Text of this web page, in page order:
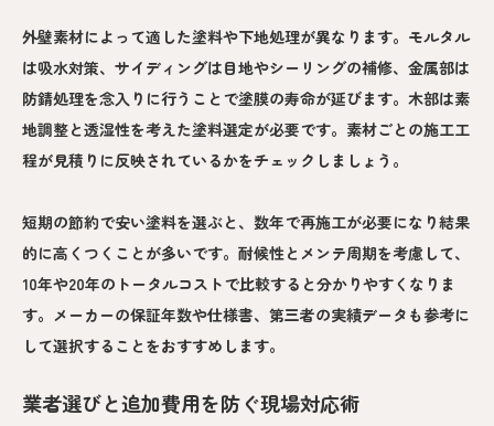
外壁素材によって適した塗料や下地処理が異なります。モルタル
は吸水対策、サイディングは目地やシーリングの補修、金属部は
防錆処理を念入りに行うことで塗膜の寿命が延びます。木部は素
地調整と透湿性を考えた塗料選定が必要です。素材ごとの施工工
程が見積りに反映されているかをチェックしましょう。
短期の節約で安い塗料を選ぶと、数年で再施工が必要になり結果
的に高くつくことが多いです。耐候性とメンテ周期を考慮して、
10年や20年のトータルコストで比較すると分かりやすくなりま
す。メーカーの保証年数や仕様書、第三者の実績データも参考に
して選択することをおすすめします。
業者選びと追加費用を防ぐ現場対応術